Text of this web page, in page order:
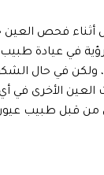
فحص العين
في عيادة
ولكن في حال
العين الأخرى في
قبل طبيب